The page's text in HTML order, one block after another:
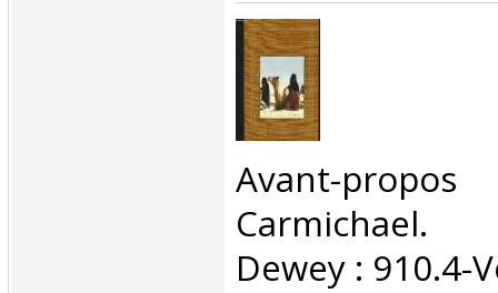
‎Avant-
Carmichael.
Dewey : 910.4-